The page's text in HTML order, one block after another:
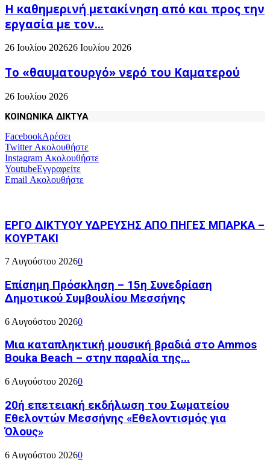
H καθημερινή μετακίνηση από και προς την
εργασία με τον...
26 Ιουλίου 202626 Ιουλίου 2026
Το «θαυματουργό» νερό του Καματερού
26 Ιουλίου 2026
ΚΟΙΝΩΝΙΚΑ ΔΙΚΤΥΑ
FacebookΑρέσει
TwitterΑκολουθήστε
Instagram Ακολουθήστε
YoutubeΕγγραφείτε
Email Ακολουθήστε
ΕΡΓΟ ΔΙΚΤΥΟΥ ΥΔΡΕΥΣΗΣ ΑΠΟ ΠΗΓΕΣ ΜΠΑΡΚΑ –
ΚΟΥΡΤΑΚΙ
7 Αυγούστου 20260
Επίσημη Πρόσκληση – 15η Συνεδρίαση
Δημοτικού Συμβουλίου Μεσσήνης
6 Αυγούστου 20260
Μια καταπληκτική μουσική βραδιά στο Ammos
Bouka Beach – στην παραλία της...
6 Αυγούστου 20260
20ή επετειακή εκδήλωση του Σωματείου
Εθελοντών Μεσσήνης «Εθελοντισμός για
Όλους»
6 Αυγούστου 20260